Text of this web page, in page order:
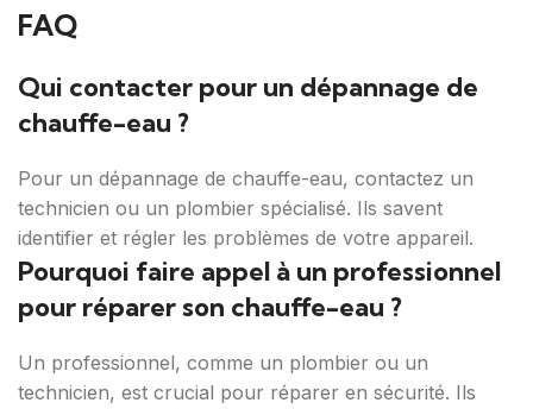
FAQ
Qui contacter pour un dépannage de
chauffe-eau ?
Pour un dépannage de chauffe-eau, contactez un
technicien ou un plombier spécialisé. Ils savent
identifier et régler les problèmes de votre appareil.
Pourquoi faire appel à un professionnel
pour réparer son chauffe-eau ?
Un professionnel, comme un plombier ou un
technicien, est crucial pour réparer en sécurité. Ils